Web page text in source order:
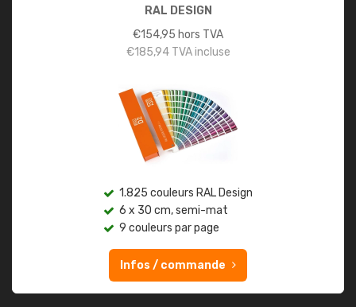
RAL DESIGN
€154,95 hors TVA
€185,94TVA incluse
1.825 couleurs RAL Design
6 x 30 cm, semi-mat
9 couleurs par page
Infos / commande